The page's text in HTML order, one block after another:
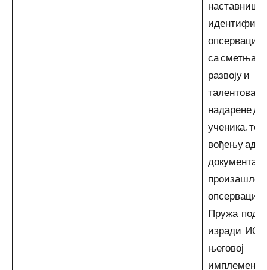
опсервацији
са
развоју и
надарене
ученика, те
вођењу
произашле
Пружа
изради
његовој